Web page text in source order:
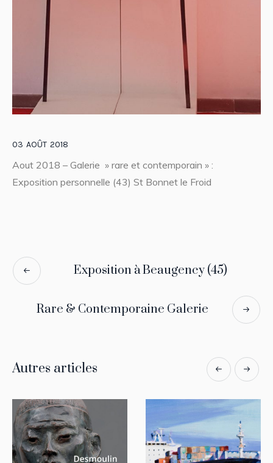
03 AOÛT 2018
Aout 2018 – Galerie » rare et contemporain » :
Exposition personnelle (43) St Bonnet le Froid
Exposition à Beaugency (45)
Rare & Contemporaine Galerie
Autres articles